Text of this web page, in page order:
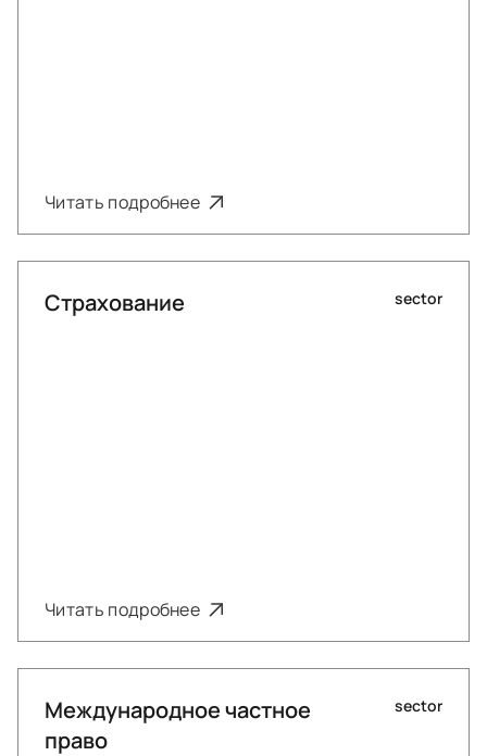
Читать подробнее
Страхование sector
Читать подробнее
Международное частное
право
sector